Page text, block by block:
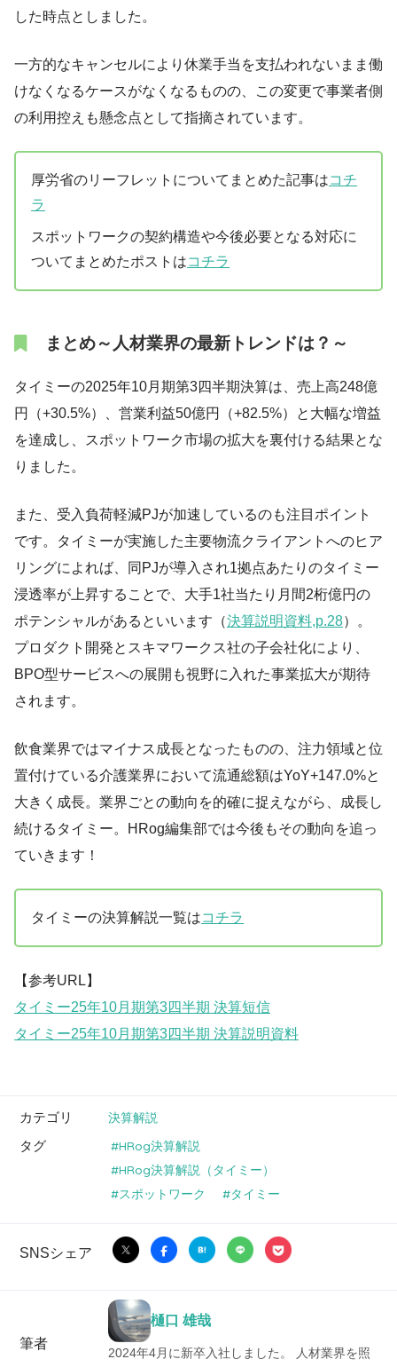
した時点としました。
一方的なキャンセルにより休業手当を支払われないまま働
けなくなるケースがなくなるものの、この変更で事業者側
の利用控えも懸念点として指摘されています。
厚労省のリーフレットについてまとめた記事はコチ
ラ
スポットワークの契約構造や今後必要となる対応に
ついてまとめたポストはコチラ
まとめ～人材業界の最新トレンドは？～
タイミーの2025年10月期第3四半期決算は、売上高248億
円（+30.5%）、営業利益50億円（+82.5%）と大幅な増益
を達成し、スポットワーク市場の拡大を裏付ける結果とな
りました。
また、受入負荷軽減PJが加速しているのも注目ポイント
です。タイミーが実施した主要物流クライアントへのヒア
リングによれば、同PJが導入され1拠点あたりのタイミー
浸透率が上昇することで、大手1社当たり月間2桁億円の
ポテンシャルがあるといいます（決算説明資料,p.28）。
プロダクト開発とスキマワークス社の子会社化により、
BPO型サービスへの展開も視野に入れた事業拡大が期待
されます。
飲食業界ではマイナス成長となったものの、注力領域と位
置付けている介護業界において流通総額はYoY+147.0%と
大きく成長。業界ごとの動向を的確に捉えながら、成長し
続けるタイミー。HRog編集部では今後もその動向を追っ
ていきます！
タイミーの決算解説一覧はコチラ
【参考URL】
タイミー25年10月期第3四半期 決算短信
タイミー25年10月期第3四半期 決算説明資料
カテゴリ 決算解説
タグ
HRog決算解説
HRog決算解説（タイミー）
スポットワーク
タイミー
SNSシェア
筆者
樋口 雄哉
2024年4月に新卒入社しました。 人材業界を照